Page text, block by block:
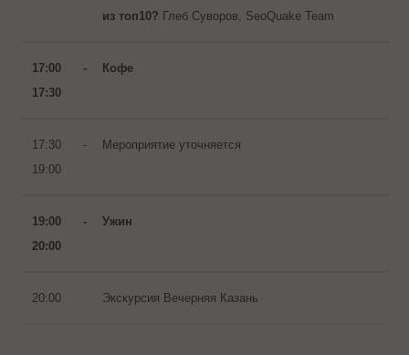
из топ10? Глеб Суворов, SeoQuake Team
17:00 -
17:30
Кофе
17:30 -
19:00
Мероприятие уточняется
19:00 -
20:00
Ужин
20:00 Экскурсия Вечерняя Казань